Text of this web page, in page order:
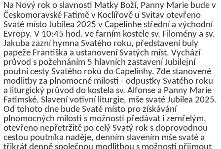
Na Nový rok o slavnosti Matky Boží, Panny Marie bude v
Českomoravské Fatimě v Koclířově u Svitav otevřeno
Svaté místo Jubilea 2025 v Capelinhe střední a východní
Evropy. V 10:45 hod. ve farním kostele sv. Filomény a sv.
Jakuba zazní hymna Svatého roku, představení buly
papeže Františka a ustanovení Svatých míst. Vychází
průvod s požehnáním 5 hlavních zastavení Jubilejní
poutní cesty Svatého roku do Capelinhy. Zde stanovené
modlitby za plnomocné milosti - odpustky Svatého roku
a liturgický průvod do kostela sv. Alfonse a Panny Marie
Fatimské. Slavení votivní liturgie, mše svaté Jubilea 2025.
Od tohoto dne bude Svaté místo pro získávání
plnomocných milostí s možností předávat i zemřelým,
otevřeno nepřetržitě po celý Svatý rok s doprovodnou
cestou poutníka naděje, denním slavením mše svaté a